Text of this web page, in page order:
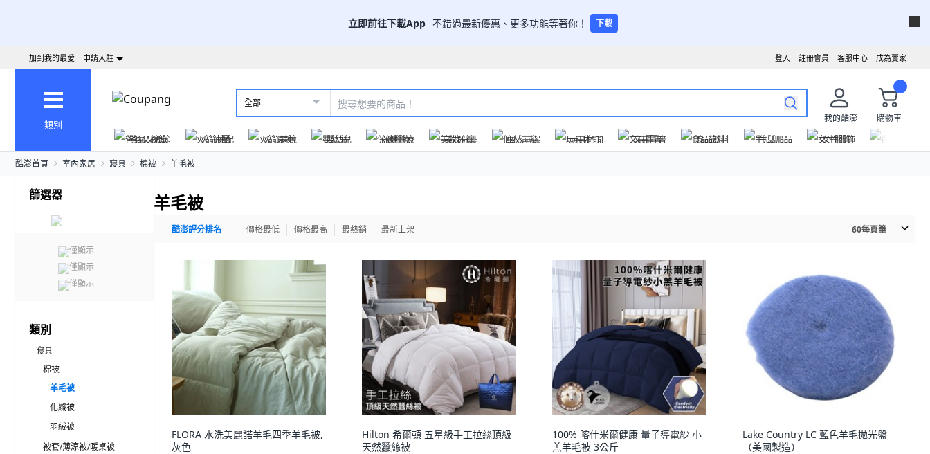
立即前往下載App 不錯過最新優惠、更多功能等著你！ 下載
成為賣家
客服中心
註冊會員
登入
加到我的最愛 申請入駐
類別
全部
我的酷澎
購物車
爸氣父親節
火箭速配 火箭跨境 嬰幼兒 保健醫療 美妝保養 個人清潔 玩具休閒 文具圖書 食品飲料 生活用品 女性服飾
酷澎首頁 室內家居 寢具 棉被 羊毛被
篩選器
僅顯示
僅顯示
僅顯示
類別
寢具
棉被
羊毛被
化纖被
羽絨被
被套/薄涼被/暖桌被
羊毛被
酷澎評分排名 價格最低 價格最高 最熱銷 最新上架 60每頁筆
FLORA 水洗美麗諾羊毛四季羊毛被,
灰色
Hilton 希爾頓 五星級手工拉絲頂級
天然蠶絲被
100% 喀什米爾健康 量子導電紗 小
羔羊毛被 3公斤
Lake Country LC 藍色羊毛拋光盤
（美國製造）